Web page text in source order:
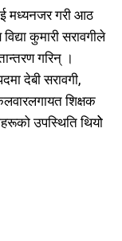
मध्यनजर गरी आठ
कुमारी सरावगीले
गरिन् ।
देबी सरावगी,
शिक्षक
उपस्थिति थियोे